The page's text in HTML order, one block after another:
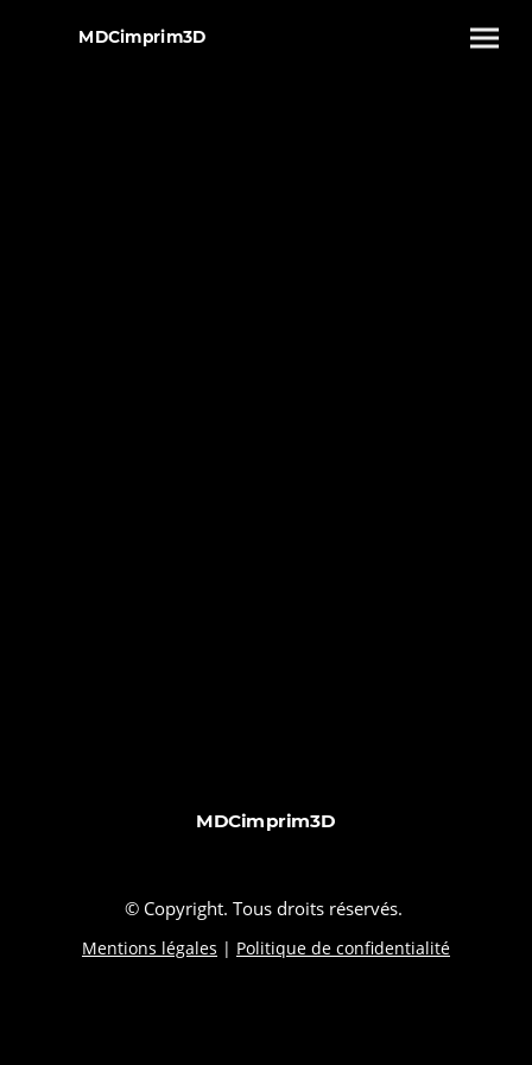
MDCimprim3D
MDCimprim3D
© Copyright. Tous droits réservés.
Mentions légales | Politique de confidentialité